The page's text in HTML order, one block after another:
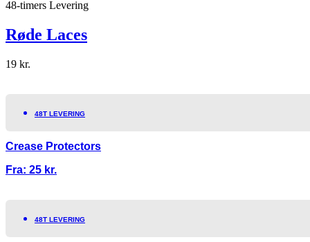
48-timers Levering
Røde Laces
19 kr.
48T LEVERING
Crease Protectors
Fra: 25 kr.
48T LEVERING